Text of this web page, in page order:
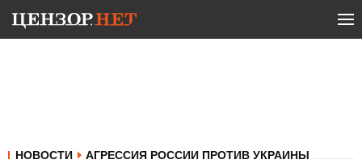
НОВОСТИ АГРЕССИЯ РОССИИ ПРОТИВ УКРАИНЫ